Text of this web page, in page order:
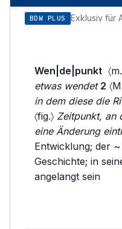
BDW PLUS Exklusiv für
Wen|de|punkt
etwas wendet 2
in dem diese die
〈fig.〉 Zeitpunkt, an
eine Änderung
Entwicklung; der
Geschichte; in
angelangt sein